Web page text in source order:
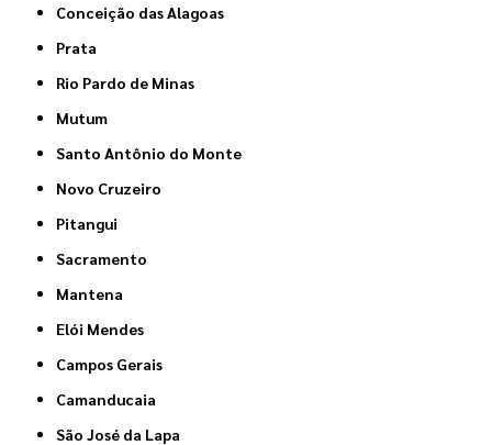
Conceição das Alagoas
Prata
Rio Pardo de Minas
Mutum
Santo Antônio do Monte
Novo Cruzeiro
Pitangui
Sacramento
Mantena
Elói Mendes
Campos Gerais
Camanducaia
São José da Lapa